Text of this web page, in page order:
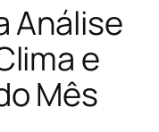
Análise
e
Mês